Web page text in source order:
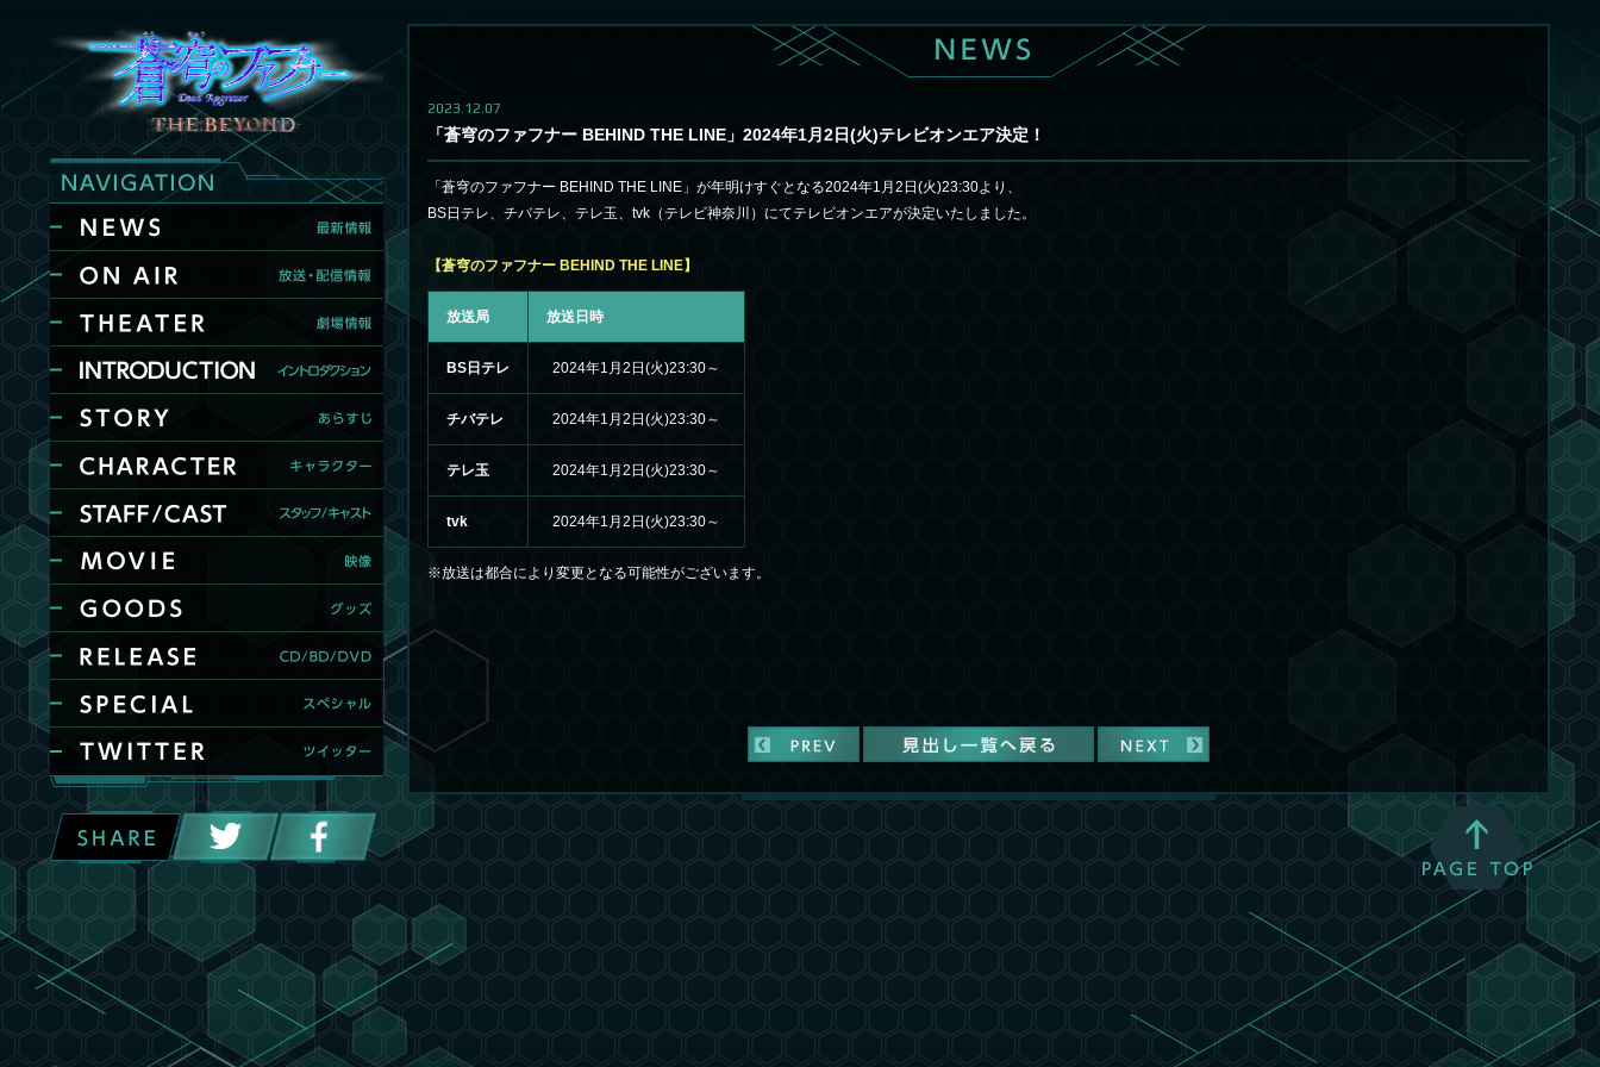
2023.12.07
「蒼穹のファフナー BEHIND THE LINE」2024年1月2日(火)テレビオンエア決定！
「蒼穹のファフナー BEHIND THE LINE」が年明けすぐとなる2024年1月2日(火)23:30より、
BS日テレ、チバテレ、テレ玉、tvk（テレビ神奈川）にてテレビオンエアが決定いたしました。
【蒼穹のファフナー BEHIND THE LINE】
放送局 放送日時
BS日テレ 2024年1月2日(火)23:30～
チバテレ 2024年1月2日(火)23:30～
テレ玉 2024年1月2日(火)23:30～
tvk 2024年1月2日(火)23:30～
※放送は都合により変更となる可能性がございます。